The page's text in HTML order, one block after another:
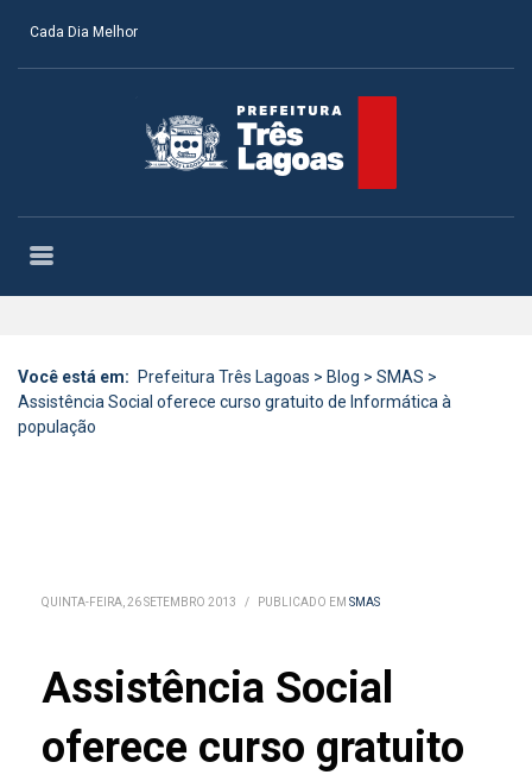
Cada Dia Melhor
Você está em: Prefeitura Três Lagoas > Blog > SMAS >
Assistência Social oferece curso gratuito de Informática à
população
QUINTA-FEIRA, 26 SETEMBRO 2013 / PUBLICADO EM SMAS
Assistência Social
oferece curso gratuito